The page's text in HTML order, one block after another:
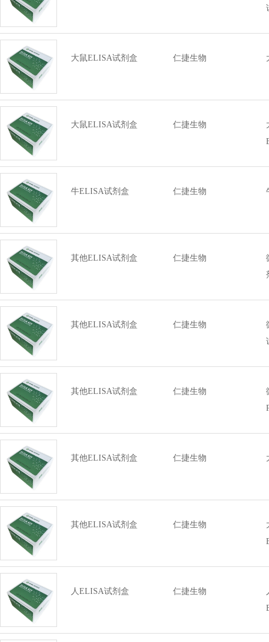
大鼠ELISA试剂盒 仁捷生物
大鼠ELISA试剂盒 仁捷生物
牛ELISA试剂盒 仁捷生物
其他ELISA试剂盒 仁捷生物
其他ELISA试剂盒 仁捷生物
其他ELISA试剂盒 仁捷生物
其他ELISA试剂盒 仁捷生物
其他ELISA试剂盒 仁捷生物
人ELISA试剂盒 仁捷生物